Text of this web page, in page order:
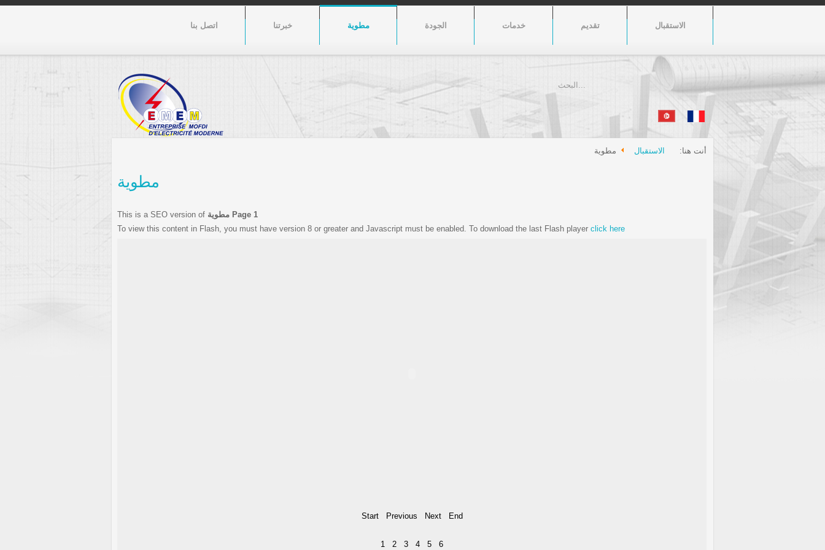
اتصل بنا خبرتنا مطوية الجودة خدمات تقديم الاستقبال
أنت هنا: الاستقبال مطوية
مطوية
This is a SEO version of
مطوية Page 1
To view this content in Flash, you must have version 8 or greater and Javascript must be enabled. To download the last Flash player click here
Start Previous Next End
1 2 3 4 5 6